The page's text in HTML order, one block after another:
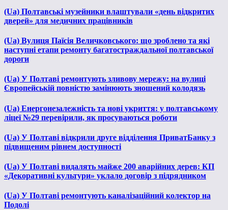
(Ua) Полтавські музейники влаштували «день відкритих
дверей» для медичних працівників
(Ua) Вулиця Паїсія Величковського: що зроблено та які
наступні етапи ремонту багатостраждальної полтавської
дороги
(Ua) У Полтаві ремонтують зливову мережу: на вулиці
Європейській повністю замінюють зношений колодязь
(Ua) Енергонезалежність та нові укриття: у полтавському
ліцеї №29 перевірили, як просуваються роботи
(Ua) У Полтаві відкрили друге відділення ПриватБанку з
підвищеним рівнем доступності
(Ua) У Полтаві видалять майже 200 аварійних дерев: КП
«Декоративні культури» уклало договір з підрядником
(Ua) У Полтаві ремонтують каналізаційний колектор на
Подолі